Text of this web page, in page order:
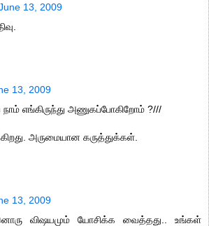
13, 2009
13, 2009
எங்கிருந்து அணுகப்போகிறோம் ?///
அருமையான கருத்துக்கள்.
13, 2009
விஷயமும் யோசிக்க வைத்தது.. உங்கள்